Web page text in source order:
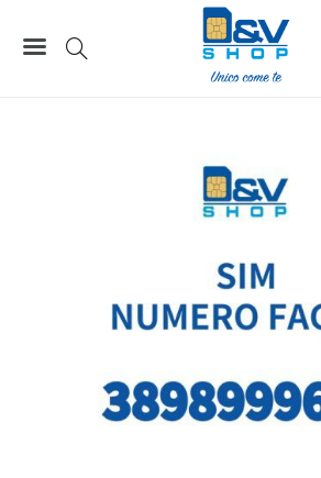
SIM Wind3 Numero Facile 38989996X6